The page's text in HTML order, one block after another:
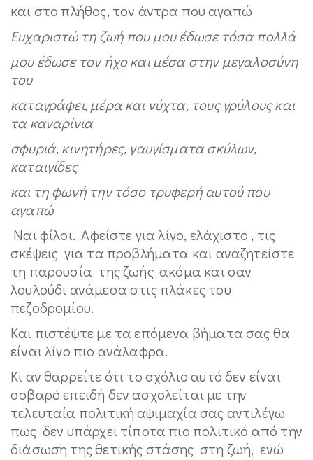
και στο πλήθος, τον άντρα που αγαπώ
Ευχαριστώ τη ζωή που μου έδωσε τόσα πολλά
μου έδωσε τον ήχο και μέσα στην μεγαλοσύνη
του
καταγράφει, μέρα και νύχτα, τους γρύλους και
τα καναρίνια
σφυριά, κινητήρες, γαυγίσματα σκύλων,
καταιγίδες
και τη φωνή την τόσο τρυφερή αυτού που
αγαπώ
Ναι φίλοι. Αφείστε για λίγο, ελάχιστο , τις
σκέψεις για τα προβλήματα και αναζητείστε
τη παρουσία της ζωής ακόμα και σαν
λουλούδι ανάμεσα στις πλάκες του
πεζοδρομίου.
Και πιστέψτε με τα επόμενα βήματα σας θα
είναι λίγο πιο ανάλαφρα.
Κι αν θαρρείτε ότι το σχόλιο αυτό δεν είναι
σοβαρό επειδή δεν ασχολείται με την
τελευταία πολιτική αψιμαχία σας αντιλέγω
πως δεν υπάρχει τίποτα πιο πολιτικό από την
διάσωση της θετικής στάσης στη ζωή, ενώ